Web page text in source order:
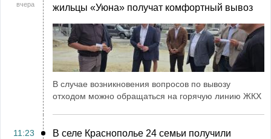
вчера
жильцы «Уюна» получат комфортный вывоз
В случае возникновения вопросов по вывозу
отходом можно обращаться на горячую линию ЖКХ
11:23
В селе Краснополье 24 семьи получили